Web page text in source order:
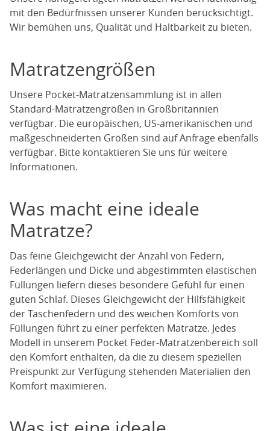
mit den Bedürfnissen unserer Kunden berücksichtigt.
Wir bemühen uns, Qualität und Haltbarkeit zu bieten.
Matratzengrößen
Unsere Pocket-Matratzensammlung ist in allen
Standard-Matratzengrößen in Großbritannien
verfügbar. Die europäischen, US-amerikanischen und
maßgeschneiderten Größen sind auf Anfrage ebenfalls
verfügbar. Bitte kontaktieren Sie uns für weitere
Informationen.
Was macht eine ideale
Matratze?
Das feine Gleichgewicht der Anzahl von Federn,
Federlängen und Dicke und abgestimmten elastischen
Füllungen liefern dieses besondere Gefühl für einen
guten Schlaf. Dieses Gleichgewicht der Hilfsfähigkeit
der Taschenfedern und des weichen Komforts von
Füllungen führt zu einer perfekten Matratze. Jedes
Modell in unserem Pocket Feder-Matratzenbereich soll
den Komfort enthalten, da die zu diesem speziellen
Preispunkt zur Verfügung stehenden Materialien den
Komfort maximieren.